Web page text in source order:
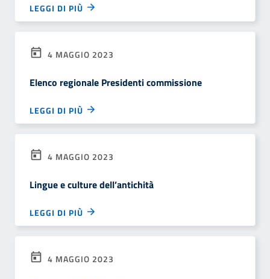
LEGGI DI PIÙ
4 MAGGIO 2023
Elenco regionale Presidenti commissione
LEGGI DI PIÙ
4 MAGGIO 2023
Lingue e culture dell’antichità
LEGGI DI PIÙ
4 MAGGIO 2023